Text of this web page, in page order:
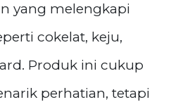
yang melengkapi
cokelat, keju,
Produk ini cukup
perhatian, tetapi